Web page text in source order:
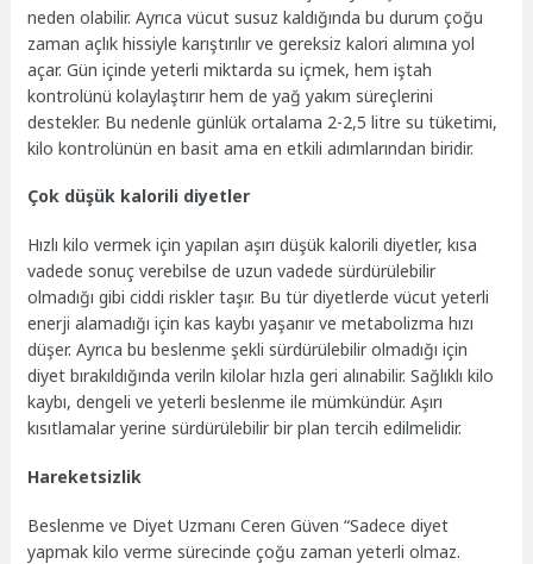
neden olabilir. Ayrıca vücut susuz kaldığında bu durum çoğu
zaman açlık hissiyle karıştırılır ve gereksiz kalori alımına yol
açar. Gün içinde yeterli miktarda su içmek, hem iştah
kontrolünü kolaylaştırır hem de yağ yakım süreçlerini
destekler. Bu nedenle günlük ortalama 2-2,5 litre su tüketimi,
kilo kontrolünün en basit ama en etkili adımlarından biridir.
Çok düşük kalorili diyetler
Hızlı kilo vermek için yapılan aşırı düşük kalorili diyetler, kısa
vadede sonuç verebilse de uzun vadede sürdürülebilir
olmadığı gibi ciddi riskler taşır. Bu tür diyetlerde vücut yeterli
enerji alamadığı için kas kaybı yaşanır ve metabolizma hızı
düşer. Ayrıca bu beslenme şekli sürdürülebilir olmadığı için
diyet bırakıldığında veriln kilolar hızla geri alınabilir. Sağlıklı kilo
kaybı, dengeli ve yeterli beslenme ile mümkündür. Aşırı
kısıtlamalar yerine sürdürülebilir bir plan tercih edilmelidir.
Hareketsizlik
Beslenme ve Diyet Uzmanı Ceren Güven “Sadece diyet
yapmak kilo verme sürecinde çoğu zaman yeterli olmaz.